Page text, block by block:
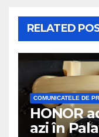
RELATED
COMUNICATELE DE
HONOR
azi în